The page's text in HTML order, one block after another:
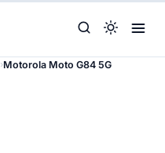
›Motorola Moto G84 5G